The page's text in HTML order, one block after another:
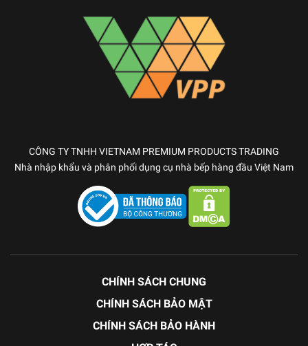
CÔNG TY TNHH VIETNAM PREMIUM PRODUCTS TRADING
Nhà nhập khẩu và phân phối dụng cụ nhà bếp hàng đầu Việt Nam
CHÍNH SÁCH CHUNG
CHÍNH SÁCH BẢO MẬT
CHÍNH SÁCH BẢO HÀNH